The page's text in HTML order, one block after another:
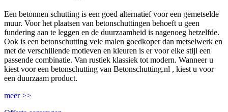
Een betonnen schutting is een goed alternatief voor een gemetselde
muur. Voor het plaatsen van betonschuttingen behoeft u geen
fundering aan te leggen en de duurzaamheid is nagenoeg hetzelfde.
Ook is een betonschutting vele malen goedkoper dan metselwerk en
met de verschillende motieven en kleuren is er voor elke stijl een
passende combinatie. Van rustiek klassiek tot modern. Wanneer u
kiest voor een betonschutting van Betonschutting.nl , kiest u voor
een duurzaam product.
meer >>